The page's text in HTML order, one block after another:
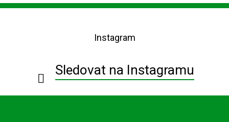
Z
Instagram
Sledovat na Instagramu